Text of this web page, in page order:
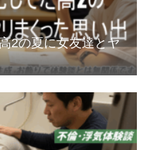
2の夏に女友達とヤ